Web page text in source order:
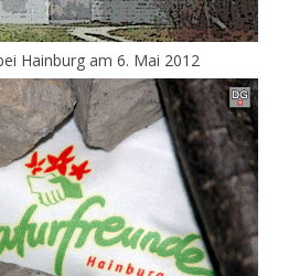
Hainburg am 6. Mai 2012